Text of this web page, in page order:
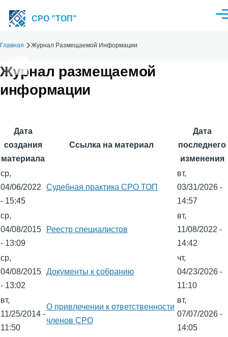
СРО "ТОП"
Строка
навигации
Главная Журнал Размещаемой Информации
Журнал размещаемой
информации
Дата
создания
материала
Ссылка на материал
Дата
последнего
изменения
ср,
04/06/2022
- 15:45
Судебная практика СРО ТОП
вт,
03/31/2026 -
14:57
ср,
04/08/2015
- 13:09
Реестр специалистов
вт,
11/08/2022 -
14:42
ср,
04/08/2015
- 13:02
Документы к собранию
чт,
04/23/2026 -
11:10
вт,
11/25/2014 -
11:50
О привлечении к ответственности
членов СРО
вт,
07/07/2026 -
14:05